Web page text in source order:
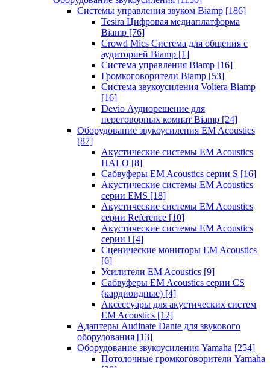
Системы управления звуком Biamp [186]
Tesira Цифровая медиаплатформа
Biamp [76]
Crowd Mics Система для общения с
аудиторией Biamp [1]
Система управления Biamp [16]
Громкоговорители Biamp [53]
Система звукоусиления Voltera Biamp
[16]
Devio Аудиорешение для
переговорных комнат Biamp [24]
Оборудование звукоусиления EM Acoustics
[87]
Акустические системы EM Acoustics
HALO [8]
Сабвуферы EM Acoustics серии S [16]
Акустические системы EM Acoustics
серии EMS [18]
Акустические системы EM Acoustics
серии Reference [10]
Акустические системы EM Acoustics
серии i [4]
Сценические мониторы EM Acoustics
[6]
Усилители EM Acoustics [9]
Сабвуферы EM Acoustics серии CS
(кардиоидные) [4]
Аксессуары для акустических систем
EM Acoustics [12]
Адаптеры Audinate Dante для звукового
оборудования [13]
Оборудование звукоусиления Yamaha [254]
Потолочные громкоговорители Yamaha